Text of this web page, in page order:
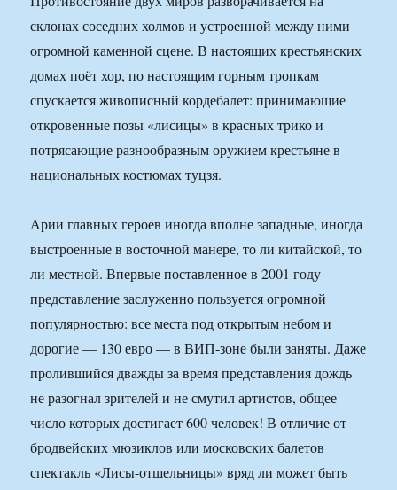
склонах соседних холмов и устроенной между ними
огромной каменной сцене. В настоящих крестьянских
домах поёт хор, по настоящим горным тропкам
спускается живописный кордебалет: принимающие
откровенные позы «лисицы» в красных трико и
потрясающие разнообразным оружием крестьяне в
национальных костюмах туцзя.
Арии главных героев иногда вполне западные, иногда
выстроенные в восточной манере, то ли китайской, то
ли местной. Впервые поставленное в 2001 году
представление заслуженно пользуется огромной
популярностью: все места под открытым небом и
дорогие — 130 евро — в ВИП-зоне были заняты. Даже
пролившийся дважды за время представления дождь
не разогнал зрителей и не смутил артистов, общее
число которых достигает 600 человек! В отличие от
бродвейских мюзиклов или московских балетов
спектакль «Лисы-отшельницы» вряд ли может быть